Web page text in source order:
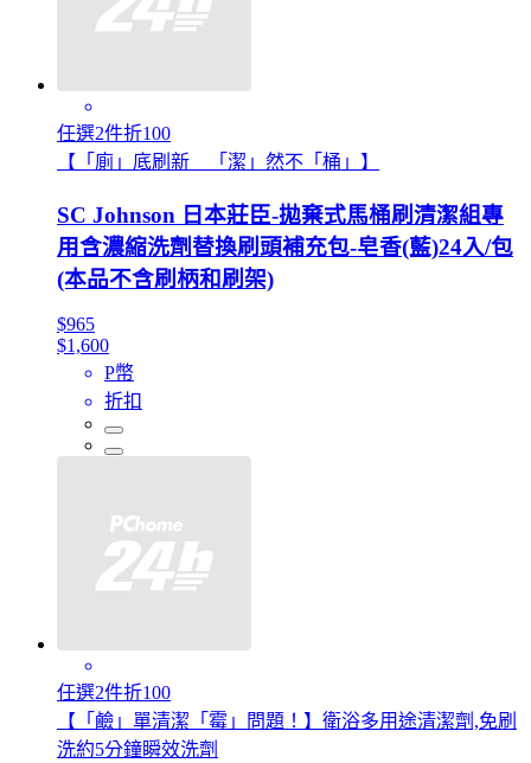
任選2件折100
【「廁」底刷新 「潔」然不「桶」】
SC Johnson 日本莊臣-拋棄式馬桶刷清潔組專
用含濃縮洗劑替換刷頭補充包-皂香(藍)24入/包
(本品不含刷柄和刷架)
$965
$1,600
P幣
折扣
任選2件折100
【「鹼」單清潔「霉」問題！】衛浴多用途清潔劑,免刷
洗約5分鐘瞬效洗劑